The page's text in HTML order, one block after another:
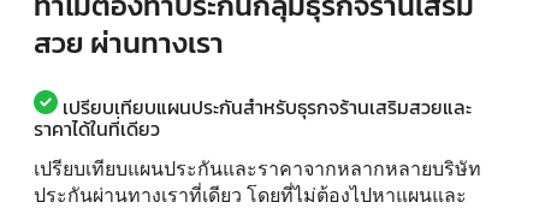
สวย ผ่านทางเรา
เปรียบเทียบแผนประกันสำหรับธุรกจร้านเสริมสวยและ
ราคาได้ในที่เดียว
เปรียบเทียบแผนประกันและราคาจากหลากหลายบริษัท
ประกันผ่านทางเราที่เดียว โดยที่ไม่ต้องไปหาแผนและ